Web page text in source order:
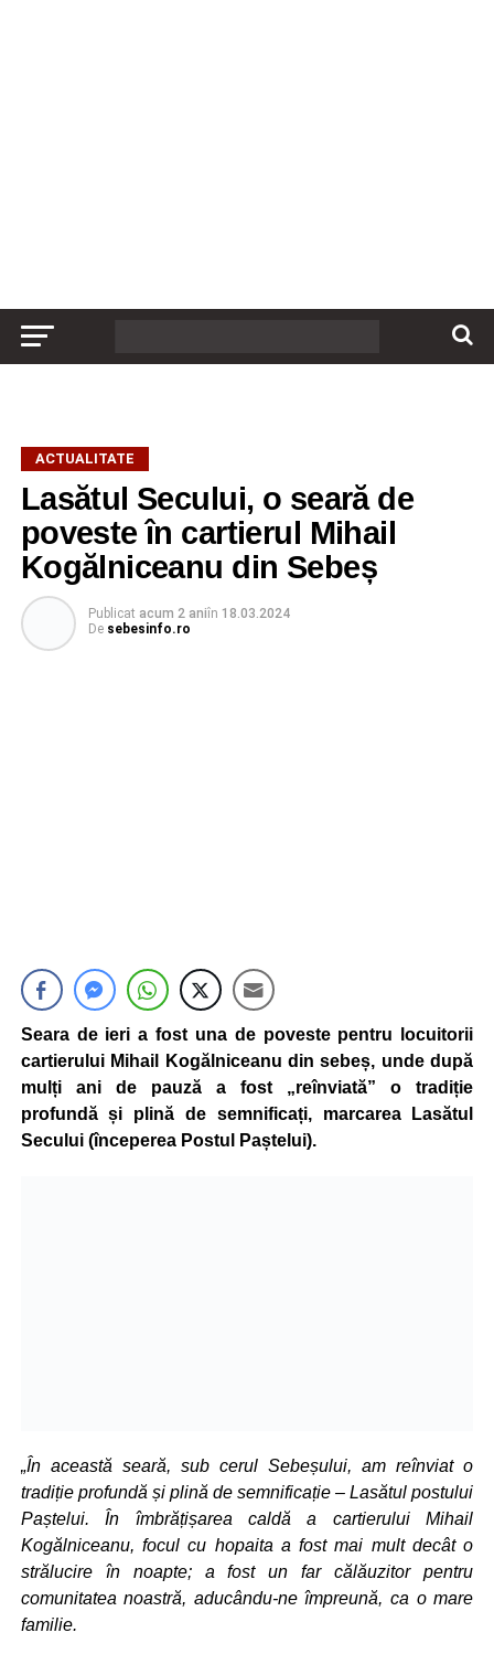
ACTUALITATE
Lasătul Secului, o seară de
poveste în cartierul Mihail
Kogălniceanu din Sebeș
Publicat acum 2 aniîn 18.03.2024
De sebesinfo.ro
Seara de ieri a fost una de poveste pentru locuitorii
cartierului Mihail Kogălniceanu din sebeș, unde după
mulți ani de pauză a fost „reînviată” o tradiție
profundă și plină de semnificați, marcarea Lasătul
Secului (începerea Postul Paștelui).
„În această seară, sub cerul Sebeșului, am reînviat o
tradiție profundă și plină de semnificație – Lasătul postului
Paștelui. În îmbrățișarea caldă a cartierului Mihail
Kogălniceanu, focul cu hopaita a fost mai mult decât o
strălucire în noapte; a fost un far călăuzitor pentru
comunitatea noastră, aducându-ne împreună, ca o mare
familie.